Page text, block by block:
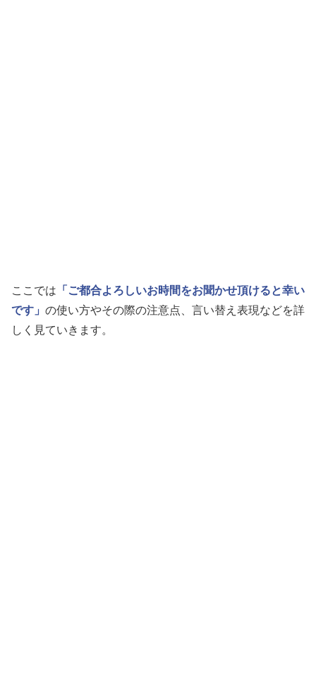
ここでは 「ご都合よろしいお時間をお聞かせ頂けると幸い
です」 の使い方やその際の注意点、言い替え表現などを詳
しく見ていきます。